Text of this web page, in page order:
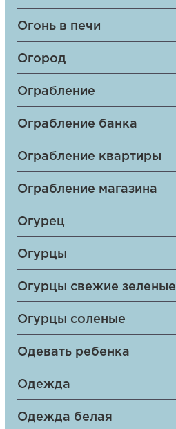
Огонь в печи
Огород
Ограбление
Ограбление банка
Ограбление квартиры
Ограбление магазина
Огурец
Огурцы
Огурцы свежие зеленые
Огурцы соленые
Одевать ребенка
Одежда
Одежда белая